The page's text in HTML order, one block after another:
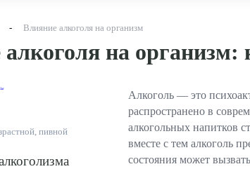
Новости
Специалисты
Методы леченияЛечение
Лечение
Лечение
Лечение
- Влияние алкоголя на организм
на организм:
пивной
Алкоголь — это
распространено в
алкогольных напитков
вместе с тем алкоголь
состояния может